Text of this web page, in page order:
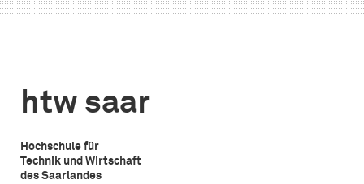
in
saar
saarländischen
bei
htw saar
Hochschule für
Technik und Wirtschaft
des Saarlandes